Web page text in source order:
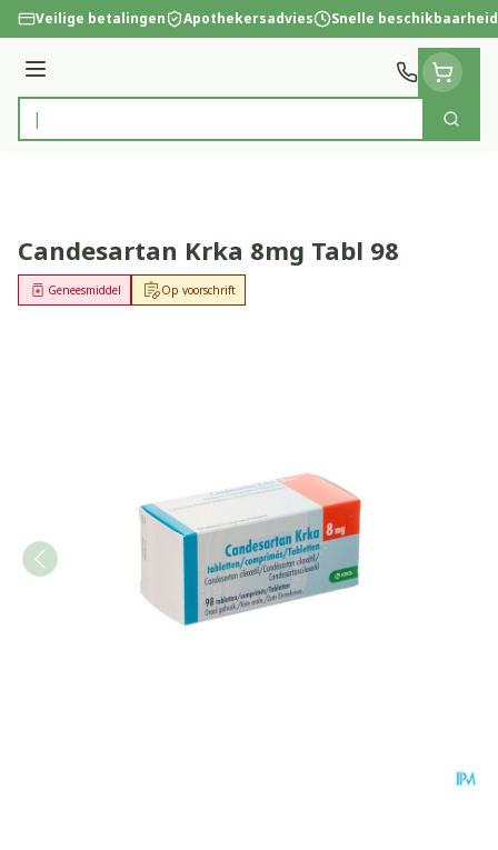
Ga naar de inhoud
Veilige betalingen Apothekersadvies Snelle beschikbaarheid
Menu
Product, merk, categorie...
Zoek
Candesartan Krka 8mg Tabl 98
Op voorschrift
Geneesmiddel